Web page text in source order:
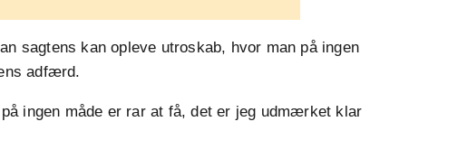
sagtens kan opleve utroskab, hvor man på ingen
adfærd.
ingen måde er rar at få, det er jeg udmærket klar